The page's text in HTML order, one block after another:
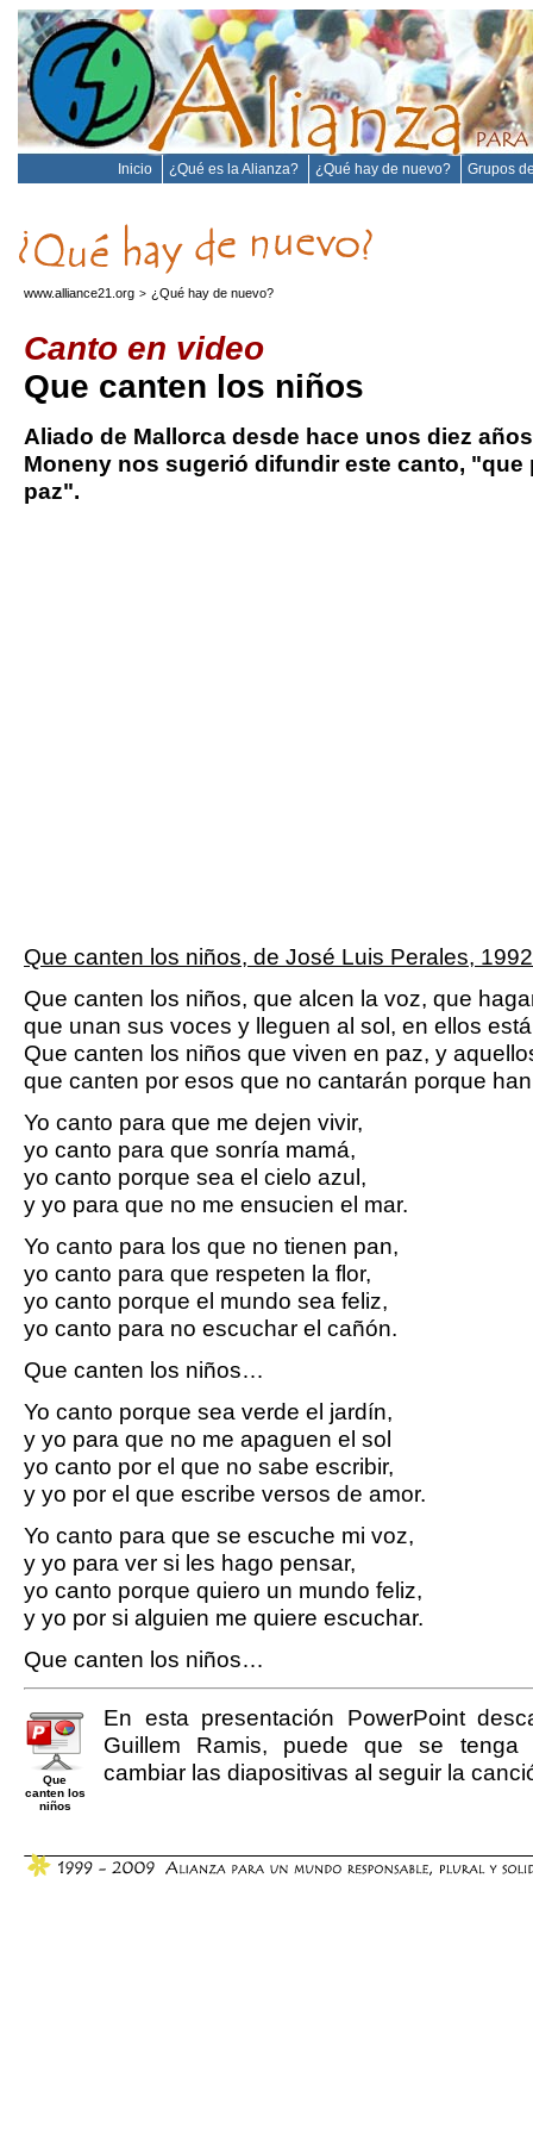
Inicio ¿Qué es la Alianza? ¿Qué hay de nuevo? Grupos
www.alliance21.org > ¿Qué hay de nuevo?
Canto en video
Que canten los niños
Aliado de Mallorca desde hace unos diez
Moneny nos sugerió difundir este canto, "que
paz".
Que canten los niños, de José Luis Perales, 1992
Que canten los niños, que alcen la voz, que
que unan sus voces y lleguen al sol, en ellos
Que canten los niños que viven en paz, y
que canten por esos que no cantarán porque
Yo canto para que me dejen vivir,
yo canto para que sonría mamá,
yo canto porque sea el cielo azul,
y yo para que no me ensucien el mar.
Yo canto para los que no tienen pan,
yo canto para que respeten la flor,
yo canto porque el mundo sea feliz,
yo canto para no escuchar el cañón.
Que canten los niños…
Yo canto porque sea verde el jardín,
y yo para que no me apaguen el sol
yo canto por el que no sabe escribir,
y yo por el que escribe versos de amor.
Yo canto para que se escuche mi voz,
y yo para ver si les hago pensar,
yo canto porque quiero un mundo feliz,
y yo por si alguien me quiere escuchar.
Que canten los niños…
Que
canten los
niños
En esta presentación PowerPoint
Guillem Ramis, puede que se
cambiar las diapositivas al seguir la